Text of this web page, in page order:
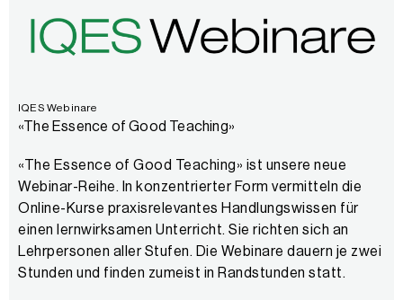
IQES Webinare
«The Essence of Good Teaching»
«The Essence of Good Teaching» ist unsere neue
Webinar-Reihe. In konzentrierter Form vermitteln die
Online-Kurse praxisrelevantes Handlungswissen für
einen lernwirksamen Unterricht. Sie richten sich an
Lehrpersonen aller Stufen. Die Webinare dauern je zwei
Stunden und finden zumeist in Randstunden statt.